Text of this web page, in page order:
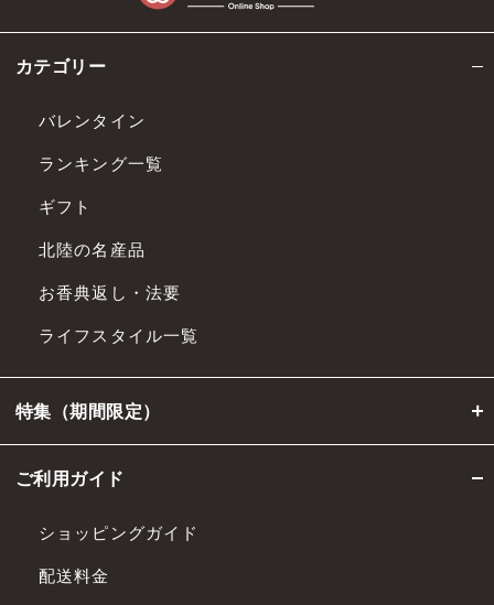
カテゴリー
バレンタイン
ランキング一覧
ギフト
北陸の名産品
お香典返し・法要
ライフスタイル一覧
特集（期間限定）
ご利用ガイド
ショッピングガイド
配送料金